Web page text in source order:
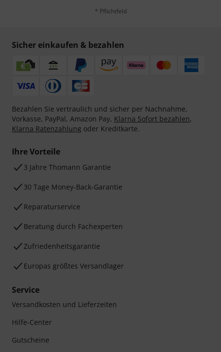
* Pflichtfeld
Sicher einkaufen & bezahlen
Bezahlen Sie vertraulich und sicher per Nachnahme,
Vorkasse, PayPal, Amazon Pay, Klarna Sofort bezahlen,
Klarna Ratenzahlung oder Kreditkarte.
Ihre Vorteile
3 Jahre Thomann Garantie
30 Tage Money-Back-Garantie
Reparaturservice
Beratung durch Fachexperten
Zufriedenheitsgarantie
Europas größtes Versandlager
Service
Versandkosten und Lieferzeiten
Hilfe-Center
Gutscheine